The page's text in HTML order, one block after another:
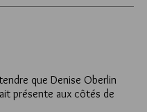
que Denise Oberlin
présente aux côtés de